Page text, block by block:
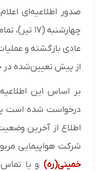
چهارشنبه
عادی بازگشته و
از پیش تعیین‌شده در
بر اساس این
درخواست شده است
اطلاع از آخرین
شرکت هواپیمایی
خمینی(ره)